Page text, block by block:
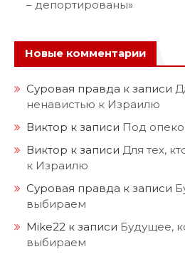
– депортированы»
Новые комментарии
Суровая правда к записи
ненавистью к Израилю
Виктор к записи Под
Виктор к записи Для тех,
к Израилю
Суровая правда к записи
выбираем
Mike22 к записи Будущее,
выбираем